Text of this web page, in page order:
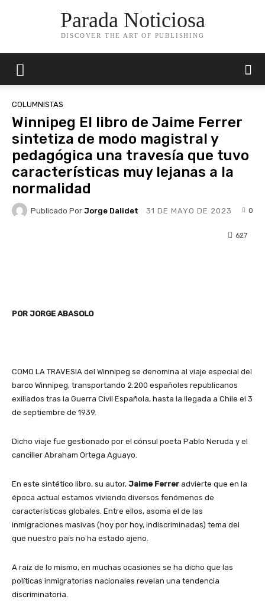
Parada Noticiosa
DISCOVER THE ART OF PUBLISHING
COLUMNISTAS
Winnipeg El libro de Jaime Ferrer
sintetiza de modo magistral y
pedagógica una travesía que tuvo
características muy lejanas a la
normalidad
Publicado Por Jorge Dalidet 31 DE MAYO DE 2023 0
627
POR JORGE ABASOLO
COMO LA TRAVESIA del Winnipeg se denomina al viaje especial del
barco Winnipeg, transportando 2.200 españoles republicanos
exiliados tras la Guerra Civil Española, hasta la llegada a Chile el 3
de septiembre de 1939.
Dicho viaje fue gestionado por el cónsul poeta Pablo Neruda y el
canciller Abraham Ortega Aguayo.
En este sintético libro, su autor, Jaime Ferrer advierte que en la
época actual estamos viviendo diversos fenómenos de
características globales. Entre ellos, asoma el de las
inmigraciones masivas (hoy por hoy, indiscriminadas) tema del
que nuestro país no ha estado ajeno.
A raíz de lo mismo, en muchas ocasiones se ha dicho que las
políticas inmigratorias nacionales revelan una tendencia
discriminatoria.